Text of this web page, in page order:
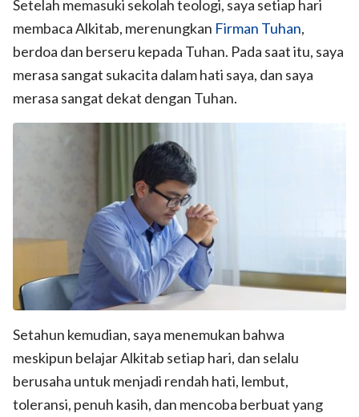
Setelah memasuki sekolah teologi, saya setiap hari
membaca Alkitab, merenungkan Firman Tuhan,
berdoa dan berseru kepada Tuhan. Pada saat itu, saya
merasa sangat sukacita dalam hati saya, dan saya
merasa sangat dekat dengan Tuhan.
Setahun kemudian, saya menemukan bahwa
meskipun belajar Alkitab setiap hari, dan selalu
berusaha untuk menjadi rendah hati, lembut,
toleransi, penuh kasih, dan mencoba berbuat yang